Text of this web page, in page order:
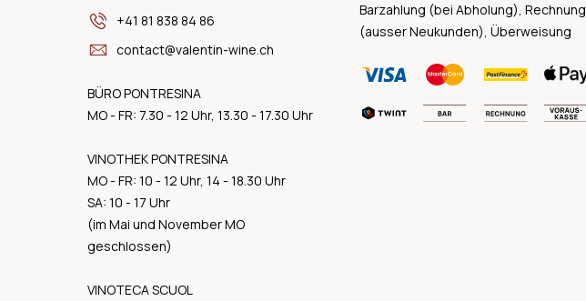
+41 81 838 84 86
contact@valentin-wine.ch
BÜRO PONTRESINA
MO - FR: 7.30 - 12 Uhr, 13.30 - 17.30 Uhr
VINOTHEK PONTRESINA
MO - FR: 10 - 12 Uhr, 14 - 18.30 Uhr
SA: 10 - 17 Uhr
(im Mai und November MO
geschlossen)
VINOTECA SCUOL
Barzahlung (bei Abholung), Rechnung
(ausser Neukunden), Überweisung